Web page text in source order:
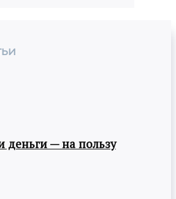
деньги — на пользу